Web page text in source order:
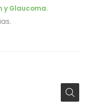
y Glaucoma.